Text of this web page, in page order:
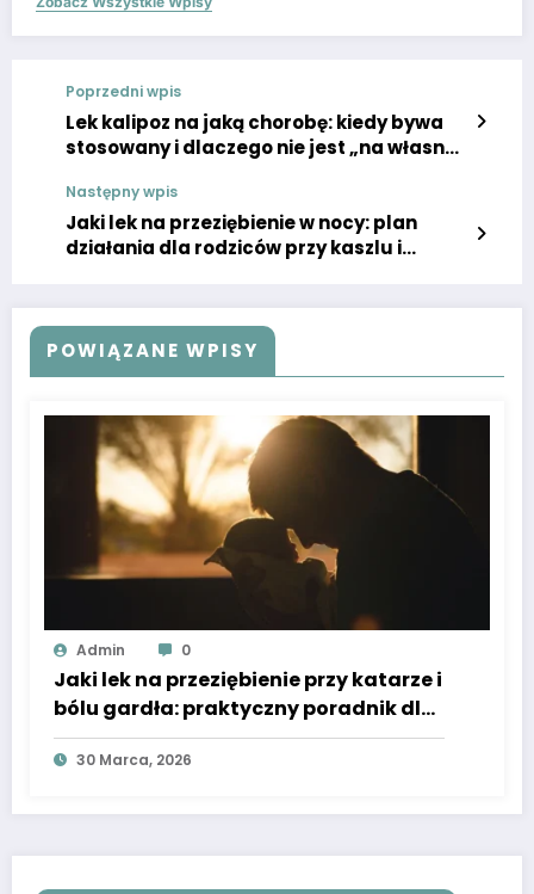
Poprzedni wpis
Lek kalipoz na jaką chorobę: kiedy bywa
stosowany i dlaczego nie jest „na własną
Następny wpis
Jaki lek na przeziębienie w nocy: plan
działania dla rodziców przy kaszlu i
POWIĄZANE WPISY
Admin 0
Jaki lek na przeziębienie przy katarze i
bólu gardła: praktyczny poradnik dla
rodziców
30 Marca, 2026